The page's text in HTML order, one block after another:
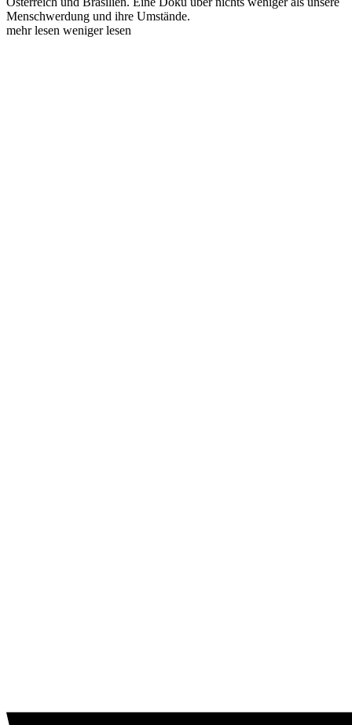
Menschwerdung und ihre Umstände.
mehr lesen weniger lesen